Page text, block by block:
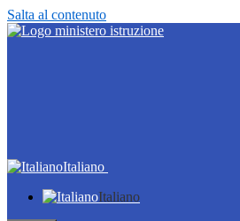
Salta al contenuto
Italiano
Italiano